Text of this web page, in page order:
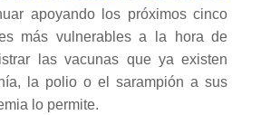
apoyando los próximos cinco
más vulnerables a la hora de
las vacunas que ya existen
la polio o el sarampión a sus
lo permite.